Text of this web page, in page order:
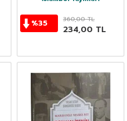
%35 360,00TL
234,00 TL